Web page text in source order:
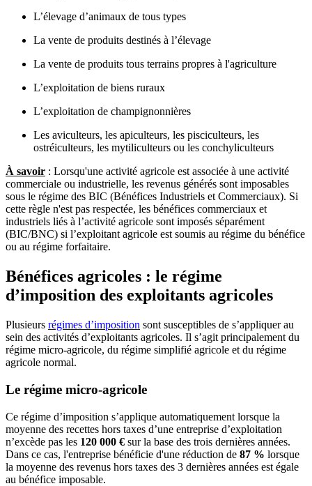
L’élevage d’animaux de tous types
La vente de produits destinés à l’élevage
La vente de produits tous terrains propres à l'agriculture
L’exploitation de biens ruraux
L’exploitation de champignonnières
Les aviculteurs, les apiculteurs, les pisciculteurs, les
ostréiculteurs, les mytiliculteurs ou les conchyliculteurs
À savoir : Lorsqu'une activité agricole est associée à une activité
commerciale ou industrielle, les revenus générés sont imposables
sous le régime des BIC (Bénéfices Industriels et Commerciaux). Si
cette règle n'est pas respectée, les bénéfices commerciaux et
industriels liés à l’activité agricole sont imposés séparément
(BIC/BNC) si l’exploitant agricole est soumis au régime du bénéfice
ou au régime forfaitaire.
Bénéfices agricoles : le régime
d’imposition des exploitants agricoles
Plusieurs régimes d’imposition sont susceptibles de s’appliquer au
sein des activités d’exploitants agricoles. Il s’agit principalement du
régime micro-agricole, du régime simplifié agricole et du régime
agricole normal.
Le régime micro-agricole
Ce régime d’imposition s’applique automatiquement lorsque la
moyenne des recettes hors taxes d’une entreprise d’exploitation
n’excède pas les 120 000 € sur la base des trois dernières années.
Dans ce cas, l'entreprise bénéficie d'une réduction de 87 % lorsque
la moyenne des revenus hors taxes des 3 dernières années est égale
au bénéfice imposable.